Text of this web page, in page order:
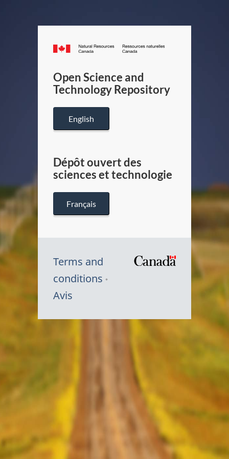
Canada.ca
/
Canada
Open Science and
Technology Repository
English
Dépôt ouvert des
sciences et technologie
Français
Terms and
conditions
Avis
Symbole
Canada